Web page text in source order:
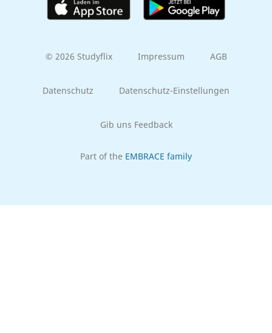
© 2026 Studyflix Impressum AGB
Datenschutz Datenschutz-Einstellungen
Gib uns Feedback
Part of the EMBRACE family